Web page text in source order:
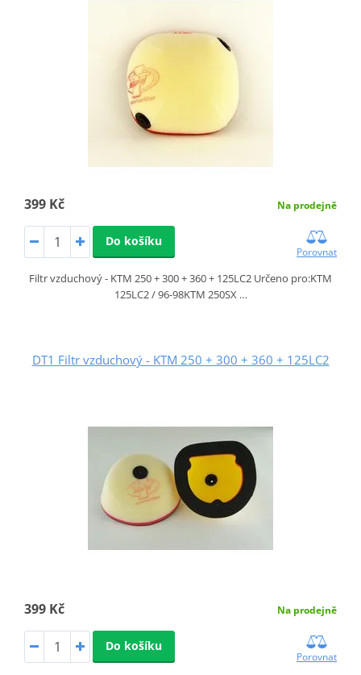
399 Kč Na prodejně
Do košíku
Porovnat
Filtr vzduchový - KTM 250 + 300 + 360 + 125LC2 Určeno pro:KTM
125LC2 / 96-98KTM 250SX …
DT1 Filtr vzduchový - KTM 250 + 300 + 360 + 125LC2
399 Kč Na prodejně
Do košíku
Porovnat